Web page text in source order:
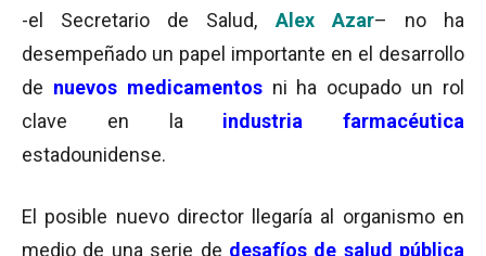
-el Secretario de Salud, Alex Azar– no ha
desempeñado un papel importante en el desarrollo
de nuevos medicamentosni ha ocupado un rol
clave en la industria farmacéutica
estadounidense.
El posible nuevo director llegaría al organismo en
medio de una serie de desafíos de salud pública